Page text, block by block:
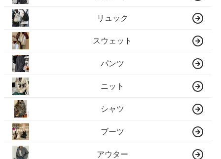
リュック
スウェット
パンツ
ニット
シャツ
ブーツ
アウター